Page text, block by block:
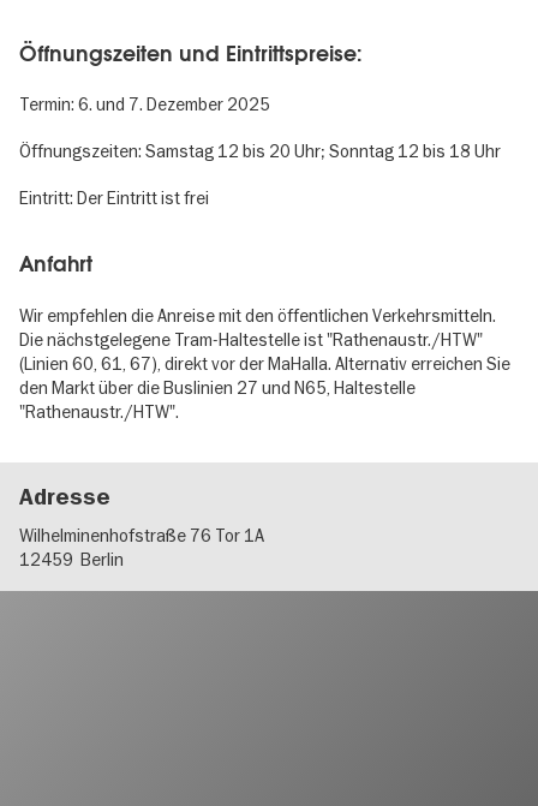
Öffnungszeiten und Eintrittspreise:
Termin: 6. und 7. Dezember 2025
Öffnungszeiten: Samstag 12 bis 20 Uhr; Sonntag 12 bis 18 Uhr
Eintritt: Der Eintritt ist frei
Anfahrt
Wir empfehlen die Anreise mit den öffentlichen Verkehrsmitteln.
Die nächstgelegene Tram-Haltestelle ist "Rathenaustr./HTW"
(Linien 60, 61, 67), direkt vor der MaHalla. Alternativ erreichen Sie
den Markt über die Buslinien 27 und N65, Haltestelle
"Rathenaustr./HTW".
Adresse
Wilhelminenhofstraße 76 Tor 1A
12459 Berlin